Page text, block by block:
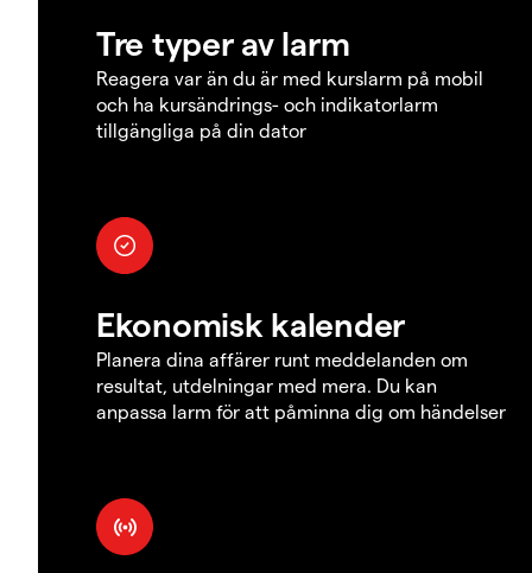
Tre typer av larm
Reagera var än du är med kurslarm på mobil
och ha kursändrings- och indikatorlarm
tillgängliga på din dator
Ekonomisk kalender
Planera dina affärer runt meddelanden om
resultat, utdelningar med mera. Du kan
anpassa larm för att påminna dig om händelser